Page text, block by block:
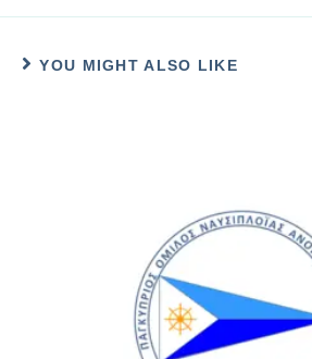
YOU MIGHT ALSO LIKE